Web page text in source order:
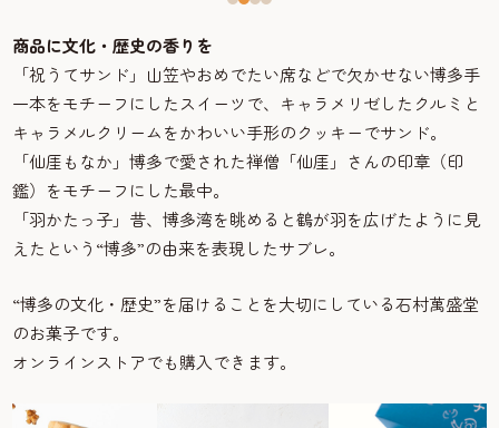
商品に文化・歴史の香りを
「祝うてサンド」山笠やおめでたい席などで欠かせない博多手
一本をモチーフにしたスイーツで、キャラメリゼしたクルミと
キャラメルクリームをかわいい手形のクッキーでサンド。
「仙厓もなか」博多で愛された禅僧「仙厓」さんの印章（印
鑑）をモチーフにした最中。
「羽かたっ子」昔、博多湾を眺めると鶴が羽を広げたように見
えたという“博多”の由来を表現したサブレ。
“博多の文化・歴史”を届けることを大切にしている石村萬盛堂
のお菓子です。
オンラインストアでも購入できます。